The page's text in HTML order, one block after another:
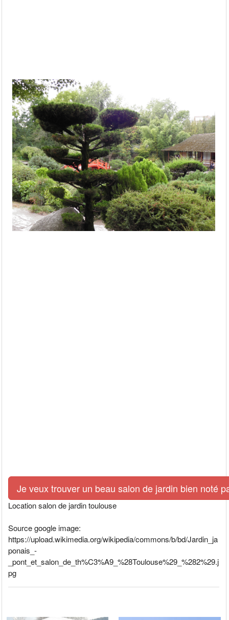
Je veux trouver un beau salon de jardin bien noté
Location salon de jardin toulouse
Source google image:
https://upload.wikimedia.org/wikipedia/commons/b/bd/Jardin_ja
ponais_-
_pont_et_salon_de_th%C3%A9_%28Toulouse%29_%282%29.j
pg